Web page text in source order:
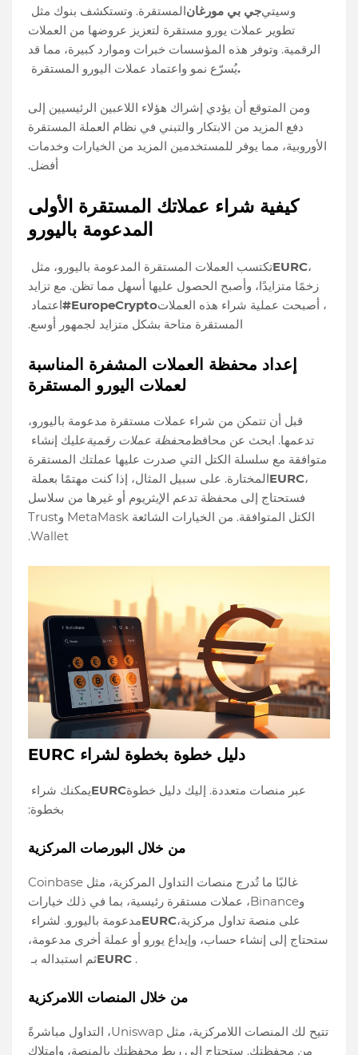
المستقرة. وتستكشف بنوك مثلجي بي مورغانوسيتي
تطوير عملات يورو مستقرة لتعزيز عروضها من العملات
الرقمية. وتوفر هذه المؤسسات خبرات وموارد كبيرة، مما قد
يُسرّع نمو واعتماد عملات اليورو المستقرة.
ومن المتوقع أن يؤدي إشراك هؤلاء اللاعبين الرئيسيين إلى
دفع المزيد من الابتكار والتبني في نظام العملة المستقرة
الأوروبية، مما يوفر للمستخدمين المزيد من الخيارات وخدمات
أفضل.
كيفية شراء عملاتك المستقرة الأولى
المدعومة باليورو
تكتسب العملات المستقرة المدعومة باليورو، مثلEURC،
زخمًا متزايدًا، وأصبح الحصول عليها أسهل مما تظن. مع تزايد
اعتماد#EuropeCrypto، أصبحت عملية شراء هذه العملات
المستقرة متاحة بشكل متزايد لجمهور أوسع.
إعداد محفظة العملات المشفرة المناسبة
لعملات اليورو المستقرة
قبل أن تتمكن من شراء عملات مستقرة مدعومة باليورو،
عليك إنشاءمحفظة عملات رقميةتدعمها. ابحث عن محافظ
متوافقة مع سلسلة الكتل التي صدرت عليها عملتك المستقرة
المختارة. على سبيل المثال، إذا كنت مهتمًا بعملةEURC،
فستحتاج إلى محفظة تدعم الإيثريوم أو غيرها من سلاسل
الكتل المتوافقة. من الخيارات الشائعة MetaMask وTrust
Wallet.
دليل خطوة بخطوة لشراء EURC
يمكنك شراءEURCعبر منصات متعددة. إليك دليل خطوة
بخطوة:
من خلال البورصات المركزية
غالبًا ما تُدرج منصات التداول المركزية، مثل Coinbase
وBinance، عملات مستقرة رئيسية، بما في ذلك خيارات
مدعومة باليورو. لشراءEURCعلى منصة تداول مركزية،
ستحتاج إلى إنشاء حساب، وإيداع يورو أو عملة أخرى مدعومة،
ثم استبداله بـEURC .
من خلال المنصات اللامركزية
تتيح لك المنصات اللامركزية، مثل Uniswap، التداول مباشرةً
من محفظتك. ستحتاج إلى ربط محفظتك بالمنصة، وامتلاك